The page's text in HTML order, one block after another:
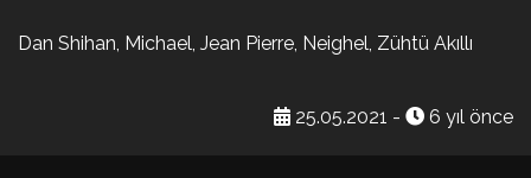
Dan Shihan, Michael, Jean Pierre, Neighel, Zühtü Akıllı
25.05.2021 - 6 yıl önce